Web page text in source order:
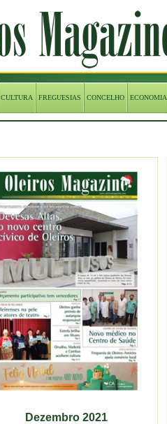
CULTURA FREGUESIAS CONCELHO ECONOMIA
Dezembro 2021